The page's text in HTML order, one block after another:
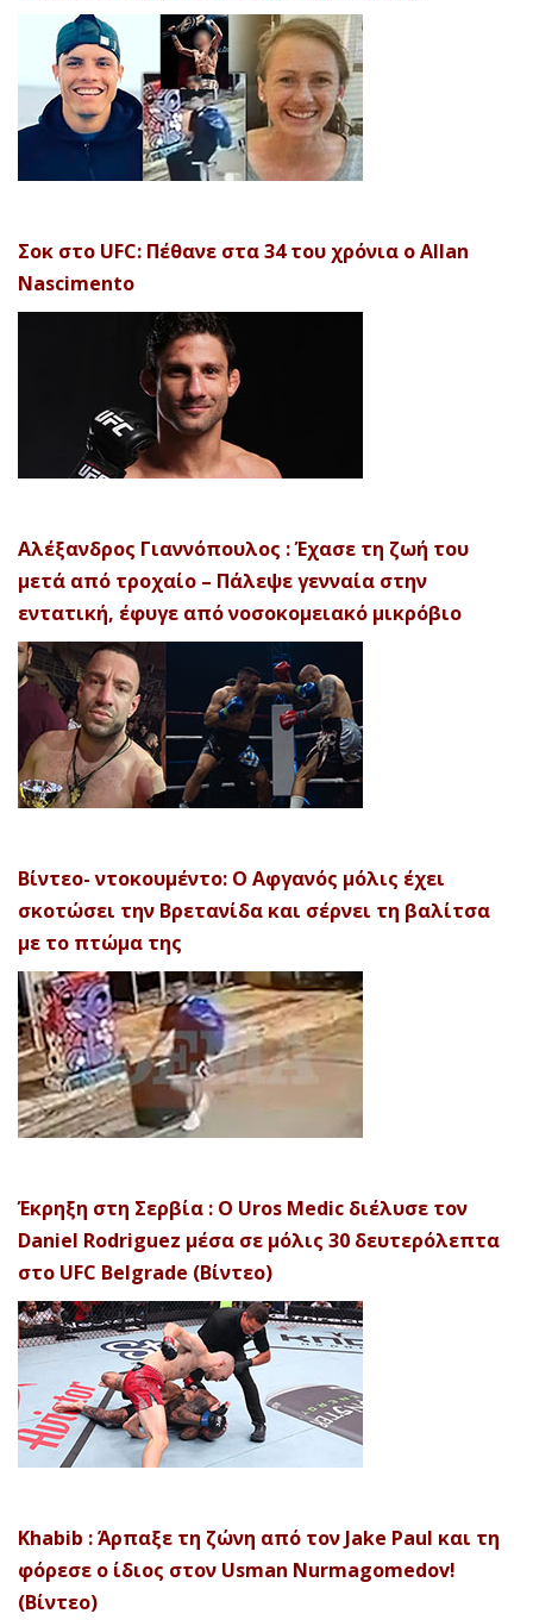
Σοκ στο UFC: Πέθανε στα 34 του χρόνια ο Allan
Nascimento
Αλέξανδρος Γιαννόπουλος : Έχασε τη ζωή του
μετά από τροχαίο – Πάλεψε γενναία στην
εντατική, έφυγε από νοσοκομειακό μικρόβιο
Βίντεο- ντοκουμέντο: Ο Αφγανός μόλις έχει
σκοτώσει την Βρετανίδα και σέρνει τη βαλίτσα
με το πτώμα της
Έκρηξη στη Σερβία : Ο Uros Medic διέλυσε τον
Daniel Rodriguez μέσα σε μόλις 30 δευτερόλεπτα
στο UFC Belgrade (Βίντεο)
Khabib : Άρπαξε τη ζώνη από τον Jake Paul και τη
φόρεσε ο ίδιος στον Usman Nurmagomedov!
(Βίντεο)